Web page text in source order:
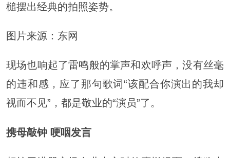
槌摆出经典的拍照姿势。
图片来源：东网
现场也响起了雷鸣般的掌声和欢呼声，没有丝毫
的违和感，应了那句歌词“该配合你演出的我却
视而不见”，都是敬业的“演员”了。
携母敲钟 哽咽发言